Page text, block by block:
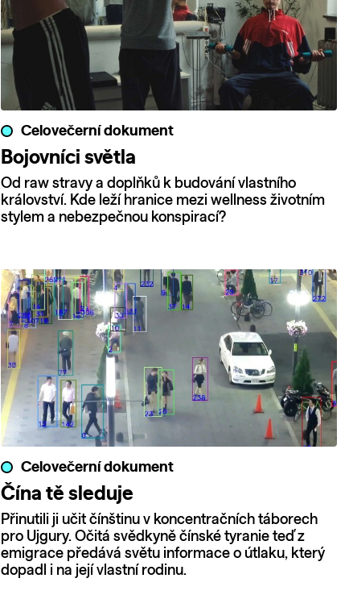
Celovečerní dokument
Bojovníci světla
Od raw stravy a doplňků k budování vlastního
království. Kde leží hranice mezi wellness životním
stylem a nebezpečnou konspirací?
Celovečerní dokument
Čína tě sleduje
Přinutili ji učit čínštinu v koncentračních táborech
pro Ujgury. Očitá svědkyně čínské tyranie teď z
emigrace předává světu informace o útlaku, který
dopadl i na její vlastní rodinu.